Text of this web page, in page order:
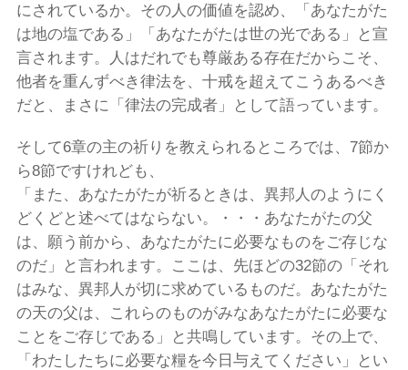
にされているか。その人の価値を認め、「あなたがた
は地の塩である」「あなたがたは世の光である」と宣
言されます。人はだれでも尊厳ある存在だからこそ、
他者を重んずべき律法を、十戒を超えてこうあるべき
だと、まさに「律法の完成者」として語っています。
そして6章の主の祈りを教えられるところでは、7節か
ら8節ですけれども、
「また、あなたがたが祈るときは、異邦人のようにく
どくどと述べてはならない。・・・あなたがたの父
は、願う前から、あなたがたに必要なものをご存じな
のだ」と言われます。ここは、先ほどの32節の「それ
はみな、異邦人が切に求めているものだ。あなたがた
の天の父は、これらのものがみなあなたがたに必要な
ことをご存じである」と共鳴しています。その上で、
「わたしたちに必要な糧を今日与えてください」とい